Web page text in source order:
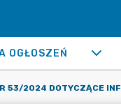
OGŁOSZEŃ